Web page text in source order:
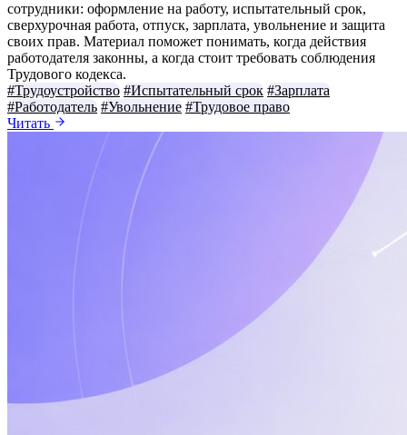
сотрудники: оформление на работу, испытательный срок,
сверхурочная работа, отпуск, зарплата, увольнение и защита
своих прав. Материал поможет понимать, когда действия
работодателя законны, а когда стоит требовать соблюдения
Трудового кодекса.
#Трудоустройство #Испытательный срок #Зарплата
#Работодатель #Увольнение #Трудовое право
Читать